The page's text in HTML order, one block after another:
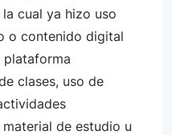
cual ya hizo uso
o contenido digital
plataforma
clases, uso de
de estudio u